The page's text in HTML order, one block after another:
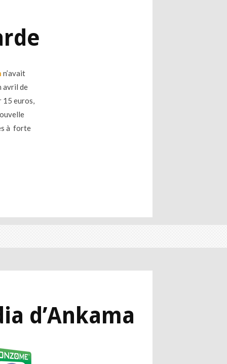
n’avait
avril de
15 euros,
à forte
d’Ankama